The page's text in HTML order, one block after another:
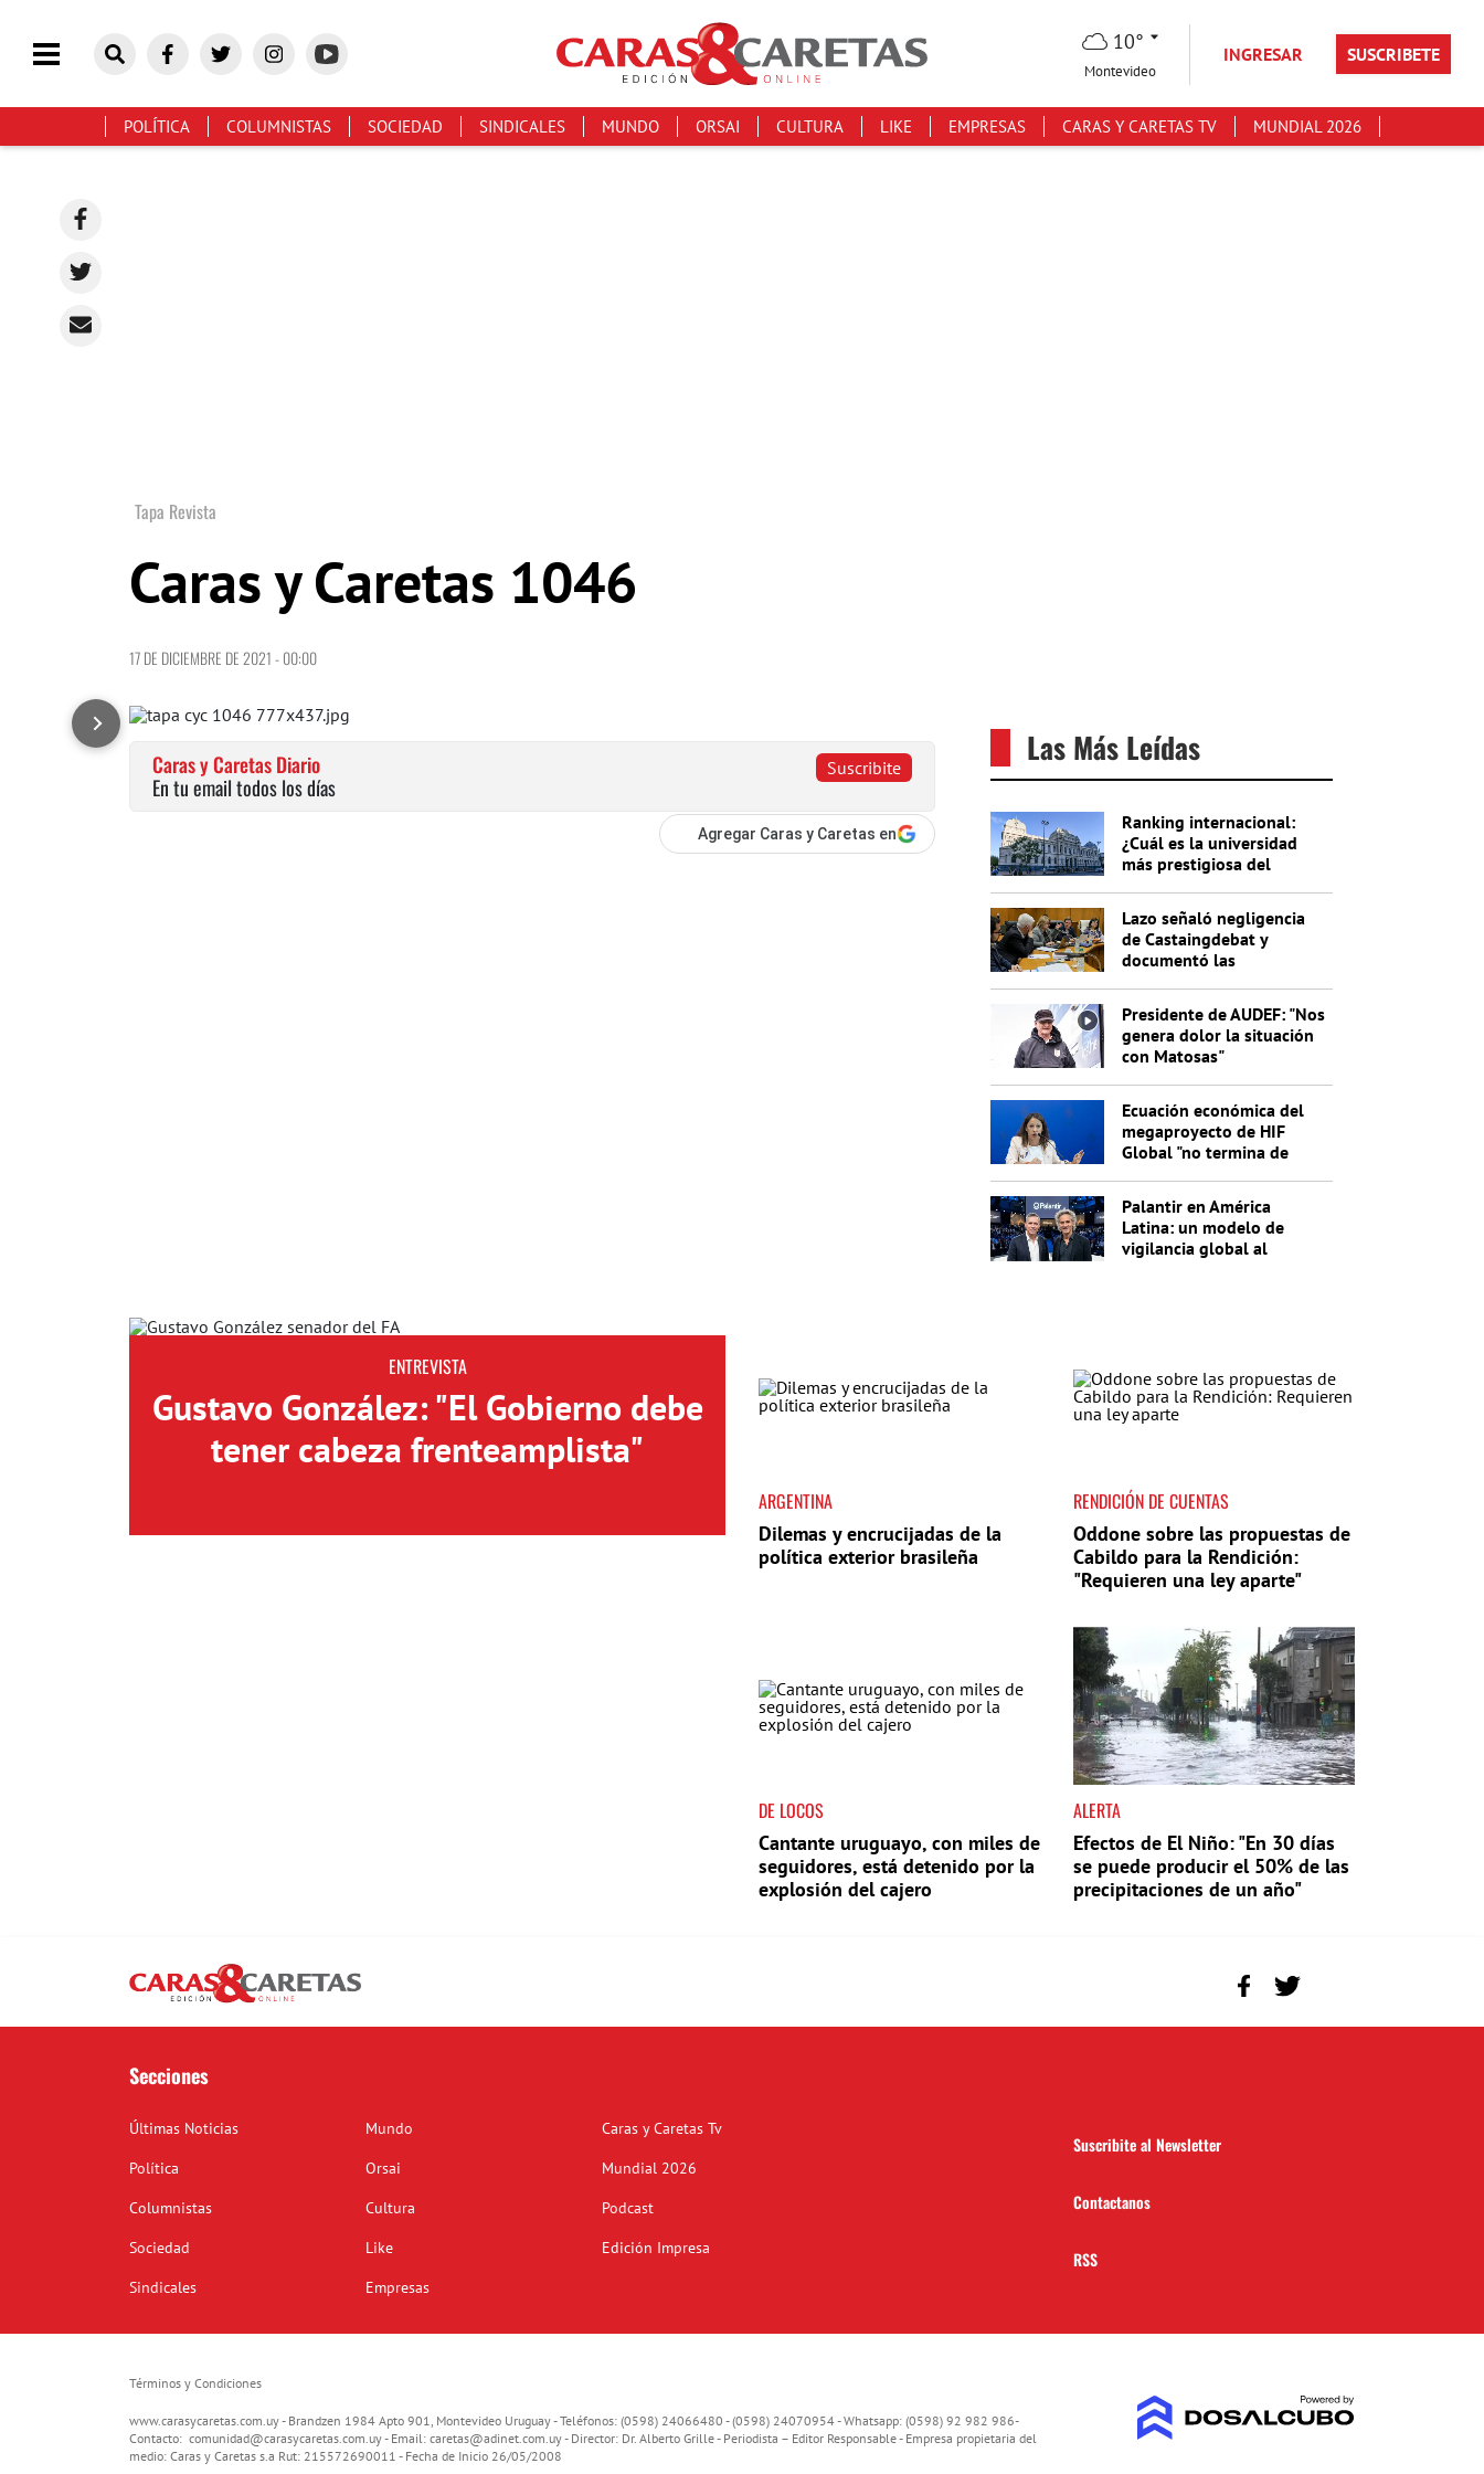
10°
Montevideo
INGRESAR SUSCRIBETE
POLÍTICA COLUMNISTAS SOCIEDAD SINDICALES MUNDO ORSAI CULTURA LIKE EMPRESAS CARAS Y CARETAS TV MUNDIAL 2026
Tapa Revista
Caras y Caretas 1046
17 DE DICIEMBRE DE 2021 - 00:00
Suscribite
Caras y Caretas Diario
En tu email todos los días
Agregar Caras y Caretas en
Las Más Leídas
Ranking internacional:
¿Cuál es la universidad
más prestigiosa del
Lazo señaló negligencia
de Castaingdebat y
documentó las
Presidente de AUDEF: "Nos
genera dolor la situación
con Matosas"
Ecuación económica del
megaproyecto de HIF
Global "no termina de
Palantir en América
Latina: un modelo de
vigilancia global al
ENTREVISTA
Gustavo González: "El Gobierno debe
tener cabeza frenteamplista"
ARGENTINA
Dilemas y encrucijadas de la
política exterior brasileña
RENDICIÓN DE CUENTAS
Oddone sobre las propuestas de
Cabildo para la Rendición:
"Requieren una ley aparte"
DE LOCOS
Cantante uruguayo, con miles de
seguidores, está detenido por la
explosión del cajero
ALERTA
Efectos de El Niño: "En 30 días
se puede producir el 50% de las
precipitaciones de un año"
Secciones
Últimas Noticias
Política
Columnistas
Sociedad
Sindicales
Mundo
Orsai
Cultura
Like
Empresas
Caras y Caretas Tv
Mundial 2026
Podcast
Edición Impresa
Suscribite al Newsletter
Contactanos
RSS
Términos y Condiciones
www.carasycaretas.com.uy - Brandzen 1984 Apto 901, Montevideo Uruguay - Teléfonos: (0598) 24066480 - (0598) 24070954 - Whatsapp: (0598) 92 982 986-
Contacto: comunidad@carasycaretas.com.uy- Email: caretas@adinet.com.uy- Director: Dr. Alberto Grille - Periodista – Editor Responsable - Empresa propietaria del
medio: Caras y Caretas s.a Rut: 215572690011 - Fecha de Inicio 26/05/2008